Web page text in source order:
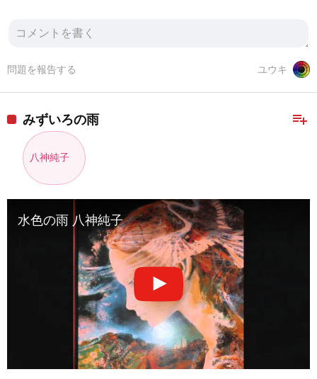
ユウキ
問題を報告する
playlist_add
みずいろの雨
八神純子
水色の雨 八神純子